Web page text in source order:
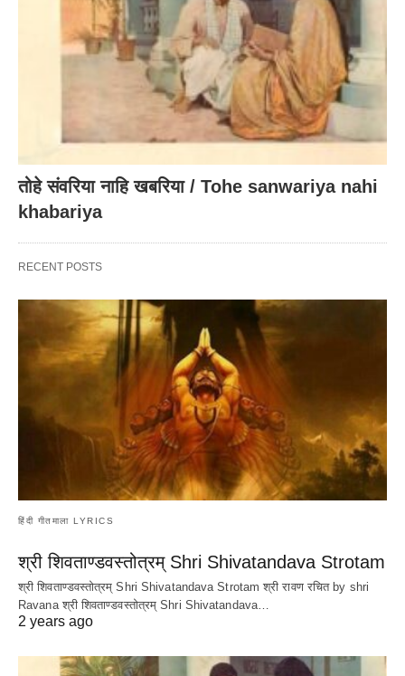
तोहे संवरिया नाहि खबरिया / Tohe sanwariya nahi
khabariya
RECENT POSTS
हिंदी गीतमाला LYRICS
श्री शिवताण्डवस्तोत्रम् Shri Shivatandava Strotam
श्री शिवताण्डवस्तोत्रम् Shri Shivatandava Strotam श्री रावण रचित by shri
Ravana श्री शिवताण्डवस्तोत्रम् Shri Shivatandava…
2 years ago